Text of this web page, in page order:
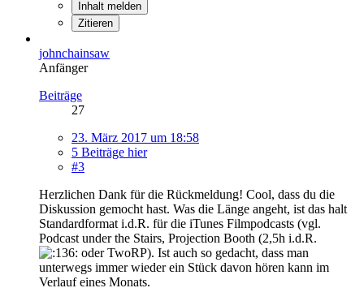
Inhalt melden
Zitieren
johnchainsaw
Anfänger
Beiträge
27
23. März 2017 um 18:58
5 Beiträge hier
#3
Herzlichen Dank für die Rückmeldung! Cool, dass du die
Diskussion gemocht hast. Was die Länge angeht, ist das halt
Standardformat i.d.R. für die iTunes Filmpodcasts (vgl.
Podcast under the Stairs, Projection Booth (2,5h i.d.R.
oder TwoRP). Ist auch so gedacht, dass man
unterwegs immer wieder ein Stück davon hören kann im
Verlauf eines Monats.